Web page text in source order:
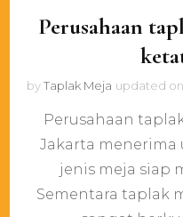
Perusahaan
byTaplak Meja updated on
Perusahaan
Jakarta
jenis meja siap
Sementara taplak